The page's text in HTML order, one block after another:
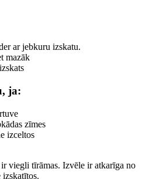
ar jebkuru izskatu.
mazāk
ja:
zīmes
izceltos
viegli tīrāmas. Izvēle ir atkarīga no